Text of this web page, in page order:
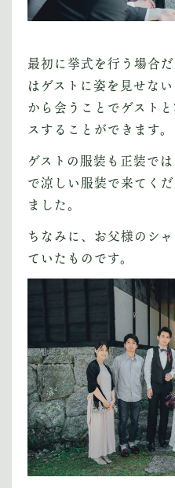
最初に挙式を行う場合
はゲストに姿を見せな
から会うことでゲスト
スすることができます。
ゲストの服装も正装で
で涼しい服装で来てく
ました。
ちなみに、お父様のシ
ていたものです。